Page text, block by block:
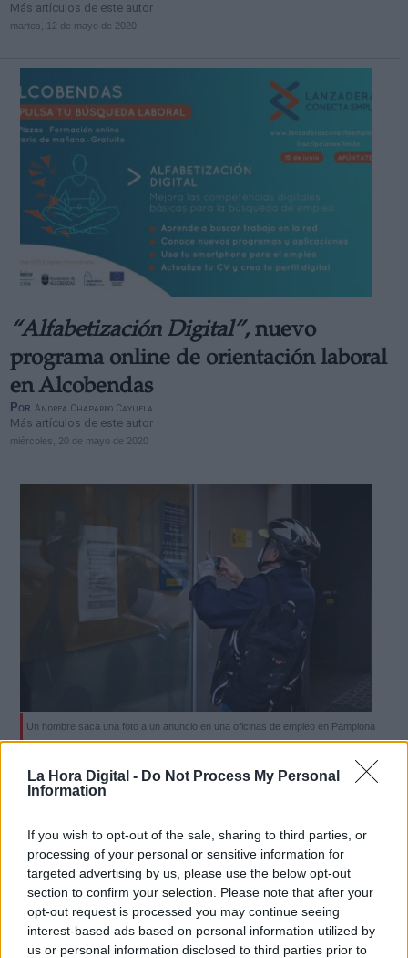
La Hora Digital - Do Not Process My Personal
Information
If you wish to opt-out of the sale, sharing to third parties, or
processing of your personal or sensitive information for
targeted advertising by us, please use the below opt-out
section to confirm your selection. Please note that after your
opt-out request is processed you may continue seeing
interest-based ads based on personal information utilized by
us or personal information disclosed to third parties prior to
Más artículos de este autor
martes, 12 de mayo de 2020
“Alfabetización Digital”, nuevo
programa online de orientación laboral
en Alcobendas
Por Andrea Chaparro Cayuela
Más artículos de este autor
miércoles, 20 de mayo de 2020
Un hombre saca una foto a un anuncio en una oficinas de empleo en Pamplona
España cierra junio con más afiliados
de media a la Seguridad Social, pero
con aumento del paro
Adrián Sánchez
Más artículos de este autor
jueves, 2 de julio de 2020